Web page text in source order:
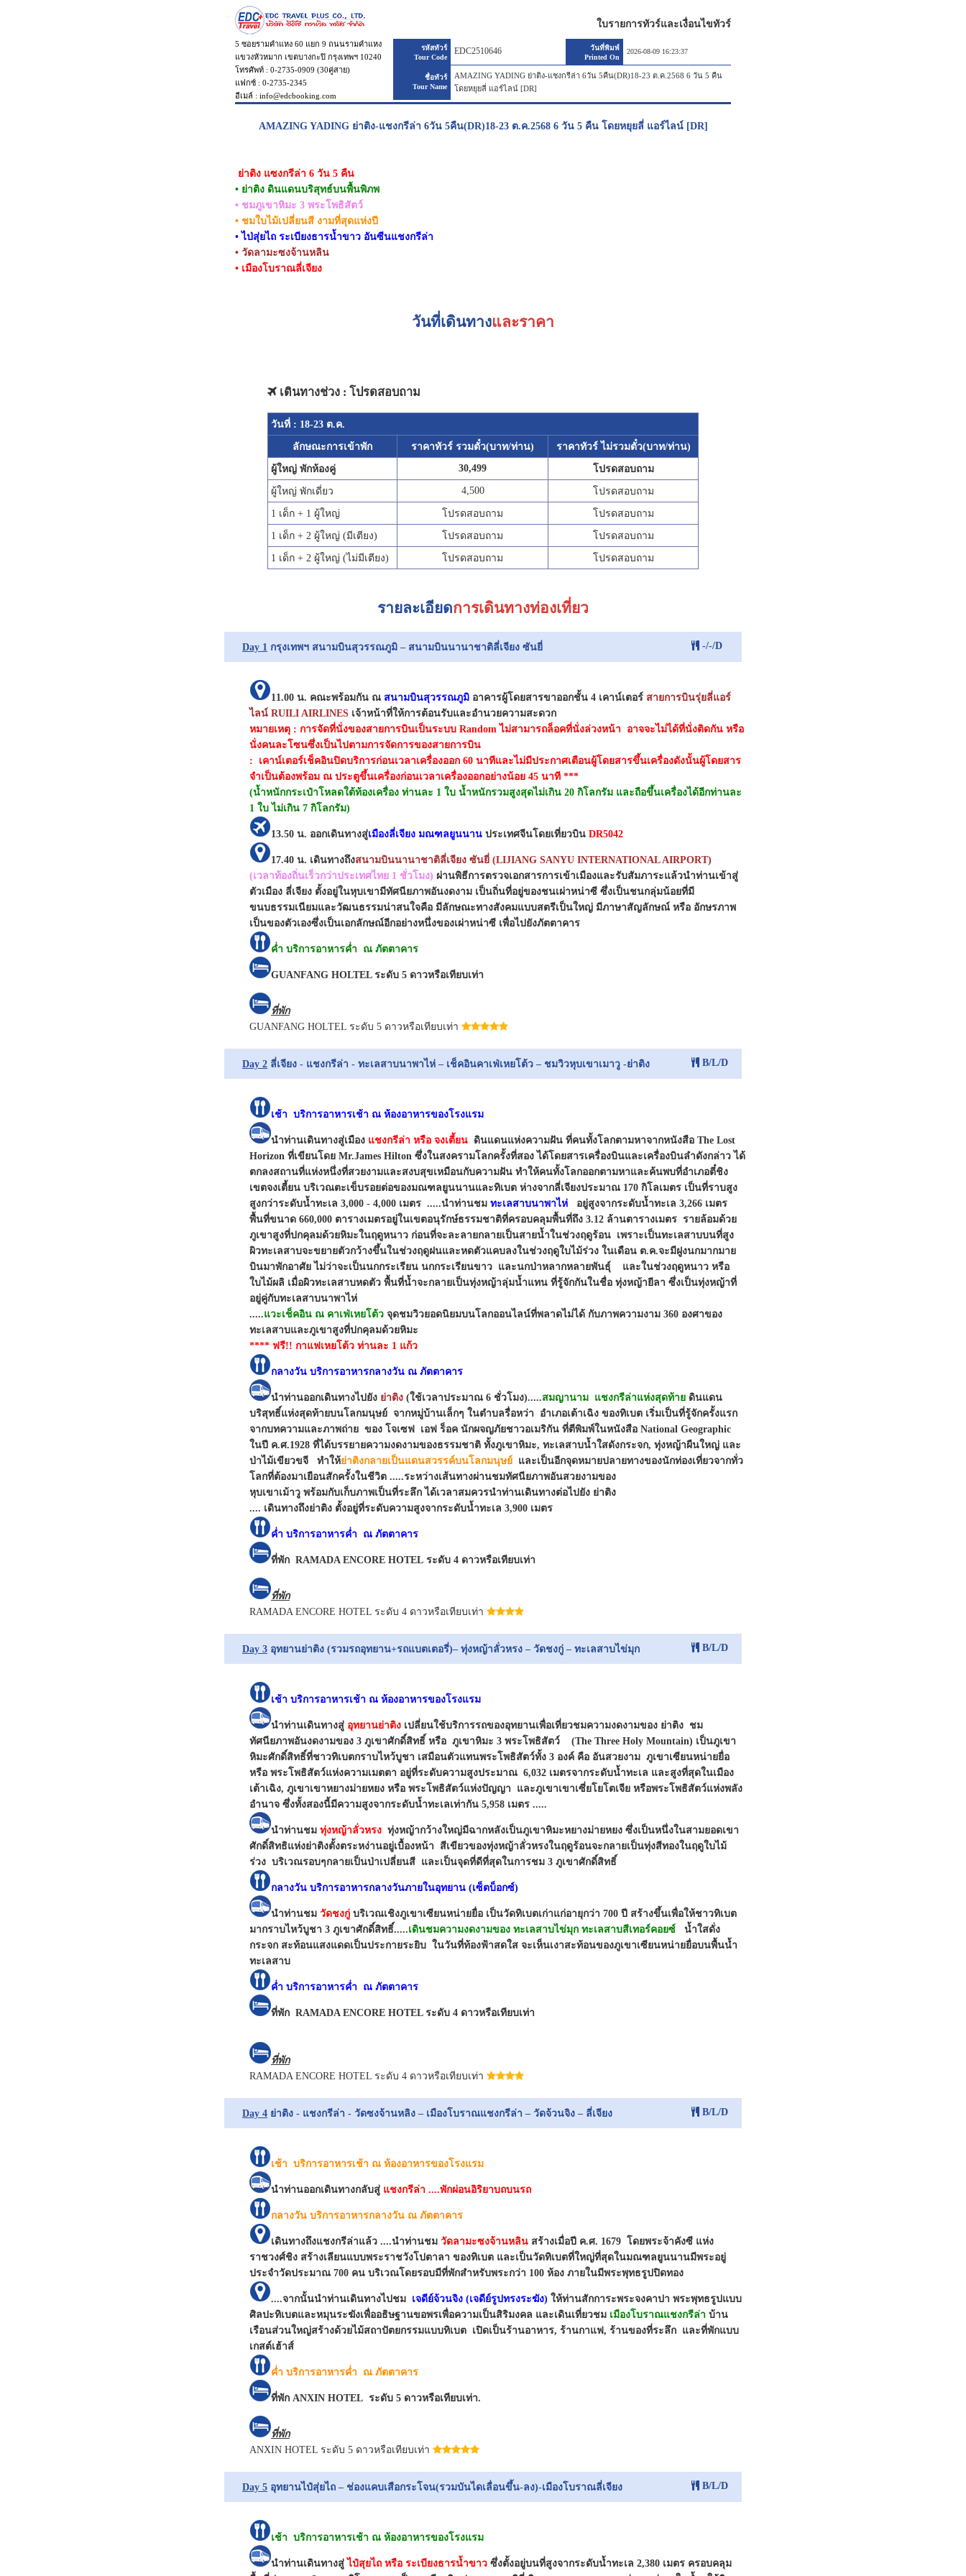
ใบรายการทัวร์และเงื่อนไขทัวร์
5 ซอยรามคำแหง 60 แยก 9 ถนนรามคำแหง
แขวงหัวหมาก เขตบางกะปิ กรุงเทพฯ 10240
โทรศัพท์ : 0-2735-0909 (30คู่สาย)
แฟกซ์ : 0-2735-2345
อีเมล์ : info@edcbooking.com
รหัสทัวร์
Tour Code
EDC2510646
วันที่พิมพ์
Printed On
2026-08-09 16:23:37
ชื่อทัวร์
Tour Name
AMAZING YADING ย่าติง-แชงกรีล่า 6วัน 5คืน(DR)18-23 ต.ค.2568 6 วัน 5 คืน
โดยหยุยลี่ แอร์ไลน์ [DR]
AMAZING YADING ย่าติง-แชงกรีล่า 6วัน 5คืน(DR)18-23 ต.ค.2568 6 วัน 5 คืน โดยหยุยลี่ แอร์ไลน์ [DR]
ย่าติง แซงกรีล่า 6 วัน 5 คืน
• ย่าติง ดินแดนบริสุทธ์บนพื้นพิภพ
• ชมภูเขาหิมะ 3 พระโพธิสัตว์
• ชมใบไม้เปลี่ยนสี งามที่สุดแห่งปี
• ไป่สุ่ยไถ ระเบียงธารน้ำขาว อันซีนแชงกรีล่า
• วัดลามะซงจ้านหลิน
• เมืองโบราณลี่เจียง
วันที่เดินทางและราคา
เดินทางช่วง : โปรดสอบถาม
วันที่ : 18-23 ต.ค.
ลักษณะการเข้าพัก ราคาทัวร์ รวมตั๋ว(บาท/ท่าน) ราคาทัวร์ ไม่รวมตั๋ว(บาท/ท่าน)
ผู้ใหญ่ พักห้องคู่ 30,499 โปรดสอบถาม
ผู้ใหญ่ พักเดี่ยว 4,500 โปรดสอบถาม
1 เด็ก + 1 ผู้ใหญ่ โปรดสอบถาม โปรดสอบถาม
1 เด็ก + 2 ผู้ใหญ่ (มีเตียง) โปรดสอบถาม โปรดสอบถาม
1 เด็ก + 2 ผู้ใหญ่ (ไม่มีเตียง) โปรดสอบถาม โปรดสอบถาม
รายละเอียดการเดินทางท่องเที่ยว
Day 1 กรุงเทพฯ สนามบินสุวรรณภูมิ – สนามบินนานาชาติลี่เจียง ซันยี่ -/-/D
11.00 น. คณะพร้อมกัน ณ สนามบินสุวรรณภูมิ อาคารผู้โดยสารขาออกชั้น 4 เคาน์เตอร์ สายการบินรุ่ยลี่แอร์
ไลน์ RUILI AIRLINES เจ้าหน้าที่ให้การต้อนรับและอำนวยความสะดวก
หมายเหตุ : การจัดที่นั่งของสายการบินเป็นระบบ Random ไม่สามารถล็อคที่นั่งล่วงหน้า อาจจะไม่ได้ที่นั่งติดกัน หรือ
นั่งคนละโซนซึ่งเป็นไปตามการจัดการของสายการบิน
:
เคาน์เตอร์เช็คอินปิดบริการก่อนเวลาเครื่องออก 60 นาทีและไม่มีประกาศเตือนผู้โดยสารขึ้นเครื่องดังนั้นผู้โดยสาร
จำเป็นต้องพร้อม ณ ประตูขึ้นเครื่องก่อนเวลาเครื่องออกอย่างน้อย 45 นาที ***
(น้ำหนักกระเป๋าโหลดใต้ท้องเครื่อง ท่านละ 1 ใบ น้ำหนักรวมสูงสุดไม่เกิน 20 กิโลกรัม และถือขึ้นเครื่องได้อีกท่านละ
1 ใบ ไม่เกิน 7 กิโลกรัม)
13.50 น. ออกเดินทางสู่เมืองลี่เจียง มณฑลยูนนาน ประเทศจีนโดยเที่ยวบิน DR5042
17.40 น. เดินทางถึงสนามบินนานาชาติลี่เจียง ซันยี่ (LIJIANG SANYU INTERNATIONAL AIRPORT)
(เวลาท้องถิ่นเร็วกว่าประเทศไทย 1 ชั่วโมง) ผ่านพิธีการตรวจเอกสารการเข้าเมืองและรับสัมภาระแล้วนำท่านเข้าสู่
ตัวเมือง ลี่เจียง ตั้งอยู่ในหุบเขามีทัศนียภาพอันงดงาม เป็นถิ่นที่อยู่ของชนเผ่าหน่าซี ซึ่งเป็นชนกลุ่มน้อยที่มี
ขนบธรรมเนียมและวัฒนธรรมน่าสนใจคือ มีลักษณะทางสังคมแบบสตรีเป็นใหญ่ มีภาษาสัญลักษณ์ หรือ อักษรภาพ
เป็นของตัวเองซึ่งเป็นเอกลักษณ์อีกอย่างหนึ่งของเผ่าหน่าซี เพื่อไปยังภัตตาคาร
ค่ำ บริการอาหารค่ำ ณ ภัตตาคาร
GUANFANG HOLTEL ระดับ 5 ดาวหรือเทียบเท่า
ที่พัก
GUANFANG HOLTEL ระดับ 5 ดาวหรือเทียบเท่า
Day 2 ลี่เจียง - แชงกรีล่า - ทะเลสาบนาพาไห่ – เช็คอินคาเฟ่เหยโต้ว – ชมวิวหุบเขาเมาวู -ย่าติง B/L/D
เช้า บริการอาหารเช้า ณ ห้องอาหารของโรงแรม
นำท่านเดินทางสู่เมือง แชงกรีล่า หรือ จงเตี้ยน ดินแดนแห่งความฝัน ที่คนทั้งโลกตามหาจากหนังสือ The Lost
Horizon ที่เขียนโดย Mr.James Hilton ซึ่งในสงครามโลกครั้งที่สอง ได้โดยสารเครื่องบินและเครื่องบินลำดังกล่าว ได้
ตกลงสถานที่แห่งหนึ่งที่สวยงามและสงบสุขเหมือนกับความฝัน ทำให้คนทั้งโลกออกตามหาและค้นพบที่อำเภอตี๋ชิง
เขตจงเตี้ยน บริเวณตะเข็บรอยต่อของมณฑลยูนนานและทิเบต ห่างจากลี่เจียงประมาณ 170 กิโลเมตร เป็นที่ราบสูง
สูงกว่าระดับน้ำทะเล 3,000 - 4,000 เมตร .....นำท่านชม ทะเลสาบนาพาไห่
อยู่สูงจากระดับน้ำทะเล 3,266 เมตร
พื้นที่ขนาด 660,000 ตารางเมตรอยู่ในเขตอนุรักษ์ธรรมชาติที่ครอบคลุมพื้นที่ถึง 3.12 ล้านตารางเมตร รายล้อมด้วย
ภูเขาสูงที่ปกคุลมด้วยหิมะในฤดูหนาว ก่อนที่จะละลายกลายเป็นสายน้ำในช่วงฤดูร้อน เพราะเป็นทะเลสาบบนที่สูง
ผิวทะเลสาบจะขยายตัวกว้างขึ้นในช่วงฤดูฝนและหดตัวแคบลงในช่วงฤดูใบไม้ร่วง ในเดือน ต.ค.จะมีฝูงนกมากมาย
บินมาพักอาศัย ไม่ว่าจะเป็นนกกระเรียน นกกระเรียนขาว และนกป่าหลากหลายพันธุ์ และในช่วงฤดูหนาว หรือ
ใบไม้ผลิ เมื่อผิวทะเลสาบหดตัว พื้นที่น้ำจะกลายเป็นทุ่งหญ้าลุ่มน้ำแทน ที่รู้จักกันในชื่อ ทุ่งหญ้ายีลา ซึ่งเป็นทุ่งหญ้าที่
อยู่คู่กับทะเลสาบนาพาไห่
.....แวะเช็คอิน ณ คาเฟ่เหยโต้ว จุดชมวิวยอดนิยมบนโลกออนไลน์ที่พลาดไม่ได้ กับภาพความงาม 360 องศาของ
ทะเลสาบและภูเขาสูงที่ปกคุลมด้วยหิมะ
**** ฟรี!! กาแฟเหยโต้ว ท่านละ 1 แก้ว
กลางวัน บริการอาหารกลางวัน ณ ภัตตาคาร
นำท่านออกเดินทางไปยัง ย่าติง (ใช้เวลาประมาณ 6 ชั่วโมง).....สมญานาม แชงกรีล่าแห่งสุดท้าย ดินแดน
บริสุทธิ์แห่งสุดท้ายบนโลกมนุษย์ จากหมู่บ้านเล็กๆ ในตำบลรื่อหว่า อำเภอเต้าเฉิง ของทิเบต เริ่มเป็นที่รู้จักครั้งแรก
จากบทความและภาพถ่าย ของ โจเซฟ เอฟ ร็อค นักผจญภัยชาวอเมริกัน ที่ตีพิมพ์ในหนังสือ National Geographic
ในปี ค.ศ.1928 ที่ได้บรรยายความงดงามของธรรมชาติ ทั้งภูเขาหิมะ, ทะเลสาบน้ำใสดังกระจก, ทุ่งหญ้าผืนใหญ่ และ
ป่าไม้เขียวขจี ทำให้ย่าติงกลายเป็นแดนสวรรค์บนโลกมนุษย์ และเป็นอีกจุดหมายปลายทางของนักท่องเที่ยวจากทั่ว
โลกที่ต้องมาเยือนสักครั้งในชีวิต .....ระหว่างเส้นทางผ่านชมทัศนียภาพอันสวยงามของ
หุบเขาเม้าวู พร้อมกับเก็บภาพเป็นที่ระลึก ได้เวลาสมควรนำท่านเดินทางต่อไปยัง ย่าติง
.... เดินทางถึงย่าติง ตั้งอยู่ที่ระดับความสูงจากระดับน้ำทะเล 3,900 เมตร
ค่ำ บริการอาหารค่ำ ณ ภัตตาคาร
ที่พัก RAMADA ENCORE HOTEL ระดับ 4 ดาวหรือเทียบเท่า
ที่พัก
RAMADA ENCORE HOTEL ระดับ 4 ดาวหรือเทียบเท่า
Day 3 อุทยานย่าติง (รวมรถอุทยาน+รถแบตเตอรี่)– ทุ่งหญ้าลั่วหรง – วัดชงกู่ – ทะเลสาบไข่มุก B/L/D
เช้า บริการอาหารเช้า ณ ห้องอาหารของโรงแรม
นำท่านเดินทางสู่ อุทยานย่าติง เปลี่ยนใช้บริการรถของอุทยานเพื่อเที่ยวชมความงดงามของ ย่าติง ชม
ทัศนียภาพอันงดงามของ 3 ภูเขาศักดิ์สิทธิ์ หรือ ภูเขาหิมะ 3 พระโพธิสัตว์ (The Three Holy Mountain) เป็นภูเขา
หิมะศักดิ์สิทธิ์ที่ชาวทิเบตกราบไหว้บูชา เสมือนตัวแทนพระโพธิสัตว์ทั้ง 3 องค์ คือ อันสวยงาม ภูเขาเซียนหน่ายยื่อ
หรือ พระโพธิสัตว์แห่งความเมตตา อยู่ที่ระดับความสูงประมาณ 6,032 เมตรจากระดับน้ำทะเล และสูงที่สุดในเมือง
เต้าเฉิง, ภูเขาเขาหยางม่ายหยง หรือ พระโพธิสัตว์แห่งปัญญา และภูเขาเขาเซี่ยโยโตเจีย หรือพระโพธิสัตว์แห่งพลัง
อำนาจ ซึ่งทั้งสองนี้มีความสูงจากระดับน้ำทะเลเท่ากัน 5,958 เมตร .....
นำท่านชม ทุ่งหญ้าลั่วหรง ทุ่งหญ้ากว้างใหญ่มีฉากหลังเป็นภูเขาหิมะหยางม่ายหยง ซึ่งเป็นหนึ่งในสามยอดเขา
ศักดิ์สิทธิแห่งย่าติงตั้งตระหง่านอยู่เบื้องหน้า สีเขียวของทุ่งหญ้าลั่วหรงในฤดูร้อนจะกลายเป็นทุ่งสีทองในฤดูใบไม้
ร่วง บริเวณรอบๆกลายเป็นป่าเปลี่ยนสี และเป็นจุดที่ดีที่สุดในการชม 3 ภูเขาศักดิ์สิทธิ์
กลางวัน บริการอาหารกลางวันภายในอุทยาน (เซ็ตบ็อกซ์)
นำท่านชม วัดชงกู่ บริเวณเชิงภูเขาเซียนหน่ายยื่อ เป็นวัดทิเบตเก่าแก่อายุกว่า 700 ปี สร้างขึ้นเพื่อให้ชาวทิเบต
มากราบไหว้บูชา 3 ภูเขาศักดิ์สิทธิ์.....เดินชมความงดงามของ ทะเลสาบไข่มุก ทะเลสาบสีเทอร์คอยซ์ น้ำใสดั่ง
กระจก สะท้อนแสงแดดเป็นประกายระยิบ ในวันที่ท้องฟ้าสดใส จะเห็นเงาสะท้อนของภูเขาเซียนหน่ายยื่อบนพื้นน้ำ
ทะเลสาบ
ค่ำ บริการอาหารค่ำ ณ ภัตตาคาร
ที่พัก RAMADA ENCORE HOTEL ระดับ 4 ดาวหรือเทียบเท่า
ที่พัก
RAMADA ENCORE HOTEL ระดับ 4 ดาวหรือเทียบเท่า
Day 4 ย่าติง - แชงกรีล่า - วัดซงจ้านหลิง – เมืองโบราณแชงกรีล่า – วัดจ้วนจิง – ลี่เจียง B/L/D
เช้า บริการอาหารเช้า ณ ห้องอาหารของโรงแรม
นำท่านออกเดินทางกลับสู่ แชงกรีล่า ....พักผ่อนอิริยาบถบนรถ
กลางวัน บริการอาหารกลางวัน ณ ภัตตาคาร
เดินทางถึงแชงกรีล่าแล้ว ....นำท่านชม วัดลามะซงจ้านหลิน สร้างเมื่อปี ค.ศ. 1679 โดยพระจ้าคังซี แห่ง
ราชวงศ์ชิง สร้างเลียนแบบพระราชวังโปตาลา ของทิเบต และเป็นวัดทิเบตที่ใหญ่ที่สุดในมณฑลยูนนานมีพระอยู่
ประจำวัดประมาณ 700 คน บริเวณโดยรอบมีที่พักสำหรับพระกว่า 100 ห้อง ภายในมีพระพุทธรูปปิดทอง
....จากนั้นนำท่านเดินทางไปชม เจดีย์จ้วนจิง (เจดีย์รูปทรงระฆัง) ให้ท่านสักการะพระจงคาปา พระพุทธรูปแบบ
ศิลปะทิเบตและหมุนระฆังเพื่ออธิษฐานขอพรเพื่อความเป็นสิริมงคล และเดินเที่ยวชม เมืองโบราณแชงกรีล่า บ้าน
เรือนส่วนใหญ่สร้างด้วยไม้สถาปัตยกรรมแบบทิเบต เปิดเป็นร้านอาหาร, ร้านกาแฟ, ร้านของที่ระลึก และที่พักแบบ
เกสต์เฮ้าส์
ค่ำ บริการอาหารค่ำ ณ ภัตตาคาร
ที่พัก ANXIN HOTEL ระดับ 5 ดาวหรือเทียบเท่า.
ที่พัก
ANXIN HOTEL ระดับ 5 ดาวหรือเทียบเท่า
Day 5 อุทยานไป๋สุ่ยไถ – ช่องแคบเสือกระโจน(รวมบันไดเลื่อนขึ้น-ลง)-เมืองโบราณลี่เจียง B/L/D
เช้า บริการอาหารเช้า ณ ห้องอาหารของโรงแรม
นำท่านเดินทางสู่ ไป๋สุยไถ หรือ ระเบียงธารน้ำขาว ซึ่งตั้งอยู่บนที่สูงจากระดับน้ำทะเล 2,380 เมตร ครอบคลุม